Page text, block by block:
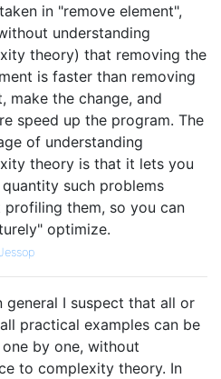
in "remove element",
understanding
theory) that removing the
is faster than removing
make the change, and
speed up the program. The
of understanding
theory is that it lets you
such problems
them, so you can
optimize.
general I suspect that all or
practical examples can be
by one, without
to complexity theory. In